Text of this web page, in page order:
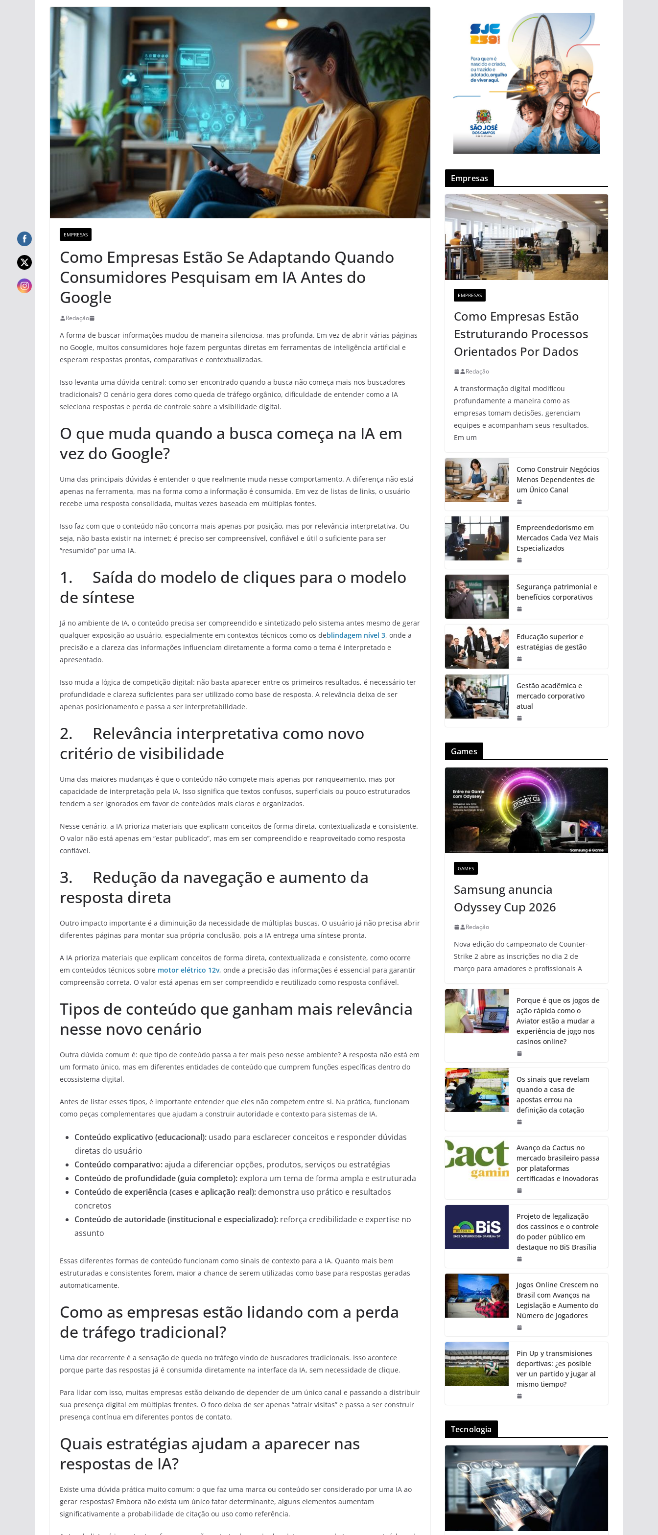
EMPRESAS
Como Empresas Estão Se Adaptando Quando
Consumidores Pesquisam em IA Antes do
Google
Redação
A forma de buscar informações mudou de maneira silenciosa, mas profunda. Em vez de abrir várias páginas
no Google, muitos consumidores hoje fazem perguntas diretas em ferramentas de inteligência artificial e
esperam respostas prontas, comparativas e contextualizadas.
Isso levanta uma dúvida central: como ser encontrado quando a busca não começa mais nos buscadores
tradicionais? O cenário gera dores como queda de tráfego orgânico, dificuldade de entender como a IA
seleciona respostas e perda de controle sobre a visibilidade digital.
O que muda quando a busca começa na IA em
vez do Google?
Uma das principais dúvidas é entender o que realmente muda nesse comportamento. A diferença não está
apenas na ferramenta, mas na forma como a informação é consumida. Em vez de listas de links, o usuário
recebe uma resposta consolidada, muitas vezes baseada em múltiplas fontes.
Isso faz com que o conteúdo não concorra mais apenas por posição, mas por relevância interpretativa. Ou
seja, não basta existir na internet; é preciso ser compreensível, confiável e útil o suficiente para ser
“resumido” por uma IA.
1. Saída do modelo de cliques para o modelo
de síntese
Já no ambiente de IA, o conteúdo precisa ser compreendido e sintetizado pelo sistema antes mesmo de gerar
qualquer exposição ao usuário, especialmente em contextos técnicos como os deblindagem nível 3, onde a
precisão e a clareza das informações influenciam diretamente a forma como o tema é interpretado e
apresentado.
Isso muda a lógica de competição digital: não basta aparecer entre os primeiros resultados, é necessário ter
profundidade e clareza suficientes para ser utilizado como base de resposta. A relevância deixa de ser
apenas posicionamento e passa a ser interpretabilidade.
2. Relevância interpretativa como novo
critério de visibilidade
Uma das maiores mudanças é que o conteúdo não compete mais apenas por ranqueamento, mas por
capacidade de interpretação pela IA. Isso significa que textos confusos, superficiais ou pouco estruturados
tendem a ser ignorados em favor de conteúdos mais claros e organizados.
Nesse cenário, a IA prioriza materiais que explicam conceitos de forma direta, contextualizada e consistente.
O valor não está apenas em “estar publicado”, mas em ser compreendido e reaproveitado como resposta
confiável.
3. Redução da navegação e aumento da
resposta direta
Outro impacto importante é a diminuição da necessidade de múltiplas buscas. O usuário já não precisa abrir
diferentes páginas para montar sua própria conclusão, pois a IA entrega uma síntese pronta.
A IA prioriza materiais que explicam conceitos de forma direta, contextualizada e consistente, como ocorre
em conteúdos técnicos sobre motor elétrico 12v, onde a precisão das informações é essencial para garantir
compreensão correta. O valor está apenas em ser compreendido e reutilizado como resposta confiável.
Tipos de conteúdo que ganham mais relevância
nesse novo cenário
Outra dúvida comum é: que tipo de conteúdo passa a ter mais peso nesse ambiente? A resposta não está em
um formato único, mas em diferentes entidades de conteúdo que cumprem funções específicas dentro do
ecossistema digital.
Antes de listar esses tipos, é importante entender que eles não competem entre si. Na prática, funcionam
como peças complementares que ajudam a construir autoridade e contexto para sistemas de IA.
Conteúdo explicativo (educacional): usado para esclarecer conceitos e responder dúvidas
diretas do usuário
Conteúdo comparativo:ajuda a diferenciar opções, produtos, serviços ou estratégias
Conteúdo de profundidade (guia completo): explora um tema de forma ampla e estruturada
Conteúdo de experiência (cases e aplicação real): demonstra uso prático e resultados
concretos
Conteúdo de autoridade (institucional e especializado): reforça credibilidade e expertise no
assunto
Essas diferentes formas de conteúdo funcionam como sinais de contexto para a IA. Quanto mais bem
estruturadas e consistentes forem, maior a chance de serem utilizadas como base para respostas geradas
automaticamente.
Como as empresas estão lidando com a perda
de tráfego tradicional?
Uma dor recorrente é a sensação de queda no tráfego vindo de buscadores tradicionais. Isso acontece
porque parte das respostas já é consumida diretamente na interface da IA, sem necessidade de clique.
Para lidar com isso, muitas empresas estão deixando de depender de um único canal e passando a distribuir
sua presença digital em múltiplas frentes. O foco deixa de ser apenas “atrair visitas” e passa a ser construir
presença contínua em diferentes pontos de contato.
Quais estratégias ajudam a aparecer nas
respostas de IA?
Existe uma dúvida prática muito comum: o que faz uma marca ou conteúdo ser considerado por uma IA ao
gerar respostas? Embora não exista um único fator determinante, alguns elementos aumentam
significativamente a probabilidade de citação ou uso como referência.
Empresas
EMPRESAS
Como Empresas Estão
Estruturando Processos
Orientados Por Dados
Redação
A transformação digital modificou
profundamente a maneira como as
empresas tomam decisões, gerenciam
equipes e acompanham seus resultados.
Em um
Como Construir Negócios
Menos Dependentes de
um Único Canal
Empreendedorismo em
Mercados Cada Vez Mais
Especializados
Segurança patrimonial e
benefícios corporativos
Educação superior e
estratégias de gestão
Gestão acadêmica e
mercado corporativo
atual
Games
GAMES
Samsung anuncia
Odyssey Cup 2026
Redação
Nova edição do campeonato de Counter-
Strike 2 abre as inscrições no dia 2 de
março para amadores e profissionais A
Porque é que os jogos de
ação rápida como o
Aviator estão a mudar a
experiência de jogo nos
casinos online?
Os sinais que revelam
quando a casa de
apostas errou na
definição da cotação
Avanço da Cactus no
mercado brasileiro passa
por plataformas
certificadas e inovadoras
Projeto de legalização
dos cassinos e o controle
do poder público em
destaque no BiS Brasília
Jogos Online Crescem no
Brasil com Avanços na
Legislação e Aumento do
Número de Jogadores
Pin Up y transmisiones
deportivas: ¿es posible
ver un partido y jugar al
mismo tiempo?
Tecnologia